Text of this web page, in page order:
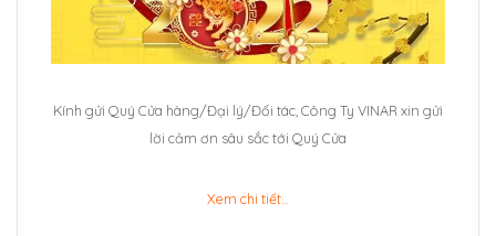
Kính gửi Quý Cửa hàng/Đại lý/Đối tác, Công Ty VINAR xin gửi
lời cảm ơn sâu sắc tới Quý Cửa
Xem chi tiết…